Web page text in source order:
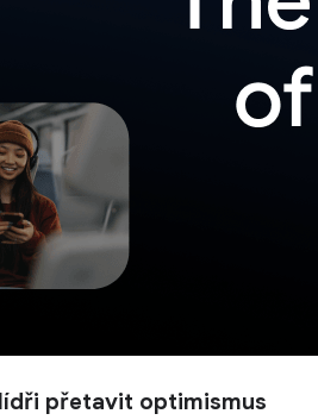
přetavit optimismus